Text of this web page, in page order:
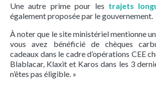
Une autre prime pour les trajets
également proposée par le gouvernement.
À noter que le site ministériel mentionne
vous avez bénéficié de chèques
cadeaux dans le cadre d’opérations CEE
Blablacar, Klaxit et Karos dans les 3
n’êtes pas éligible. »